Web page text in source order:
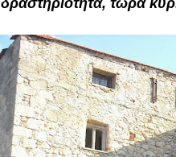
δραστηριότητα, τώρα